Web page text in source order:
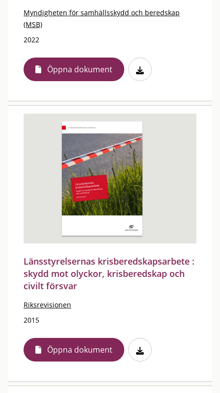
Myndigheten för samhällsskydd och beredskap
(MSB)
2022
Öppna dokument
Länsstyrelsernas krisberedskapsarbete :
skydd mot olyckor, krisberedskap och
civilt försvar
Riksrevisionen
2015
Öppna dokument